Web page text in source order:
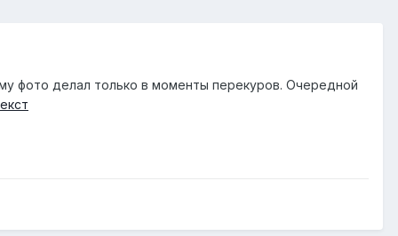
фото делал только в моменты перекуров. Очередной